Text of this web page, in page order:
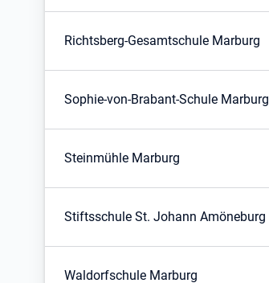
Richtsberg-Gesamtschule Marburg
Sophie-von-Brabant-Schule Marburg
Steinmühle Marburg
Stiftsschule St. Johann Amöneburg
Waldorfschule Marburg